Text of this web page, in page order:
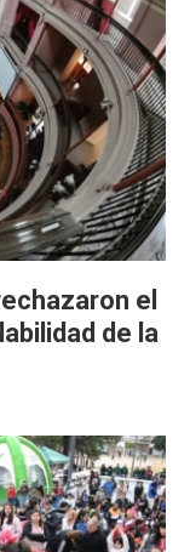
el
de la